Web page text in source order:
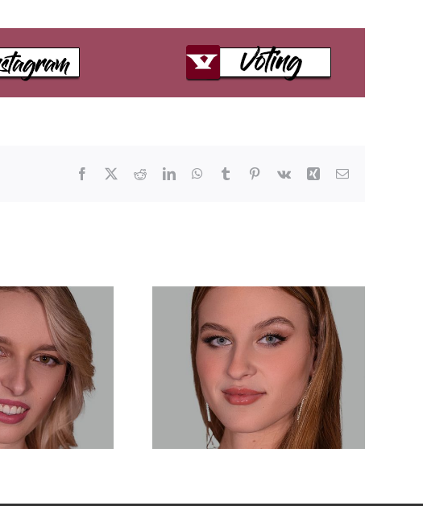
Facebook RedditLinkedInWhatsApp
Tumblr Pinterest
Vk Xing E-